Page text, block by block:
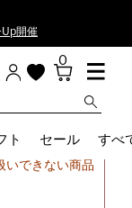
開催
0
ト セール すべ
いできない商品